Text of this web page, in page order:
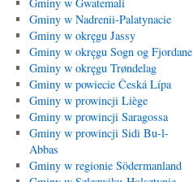
Gminy w Nadrenii-Palatynacie
Gminy w okręgu Jassy
Gminy w okręgu Sogn og Fjordane
Gminy w okręgu Trøndelag
Gminy w powiecie Česká Lípa
Gminy w prowincji Liège
Gminy w prowincji Saragossa
Gminy w prowincji Sidi Bu-l-
Abbas
Gminy w regionie Södermanland